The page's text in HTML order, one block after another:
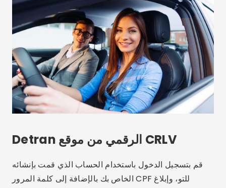
CRLV الرقمي من موقع Detran
قم بتسجيل الدخول باستخدام الحساب الذي قمت بإنشائه
للتو، وإبلاغ CPF الخاص بك بالإضافة إلى كلمة المرور
المسجلة مسبقًا.
انقر فوق "تفويض" ثم انتقل إلى القائمة وقم بتنزيل CRLV.
كما ذكرنا سابقًا، وفقًا لكل حالة، يمكن أن تكون الوظيفة في
اكتب الصفحة التي تفتح Renavam وكذلك بيانات CRV.
أدخل أيضًا رقم لوحة الترخيص وانقر للمتابعة.
لتنزيل المستند الخاص بك، ما عليك سوى النقر على ملف